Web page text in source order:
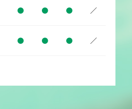
● ● ● ／
● ● ● ／